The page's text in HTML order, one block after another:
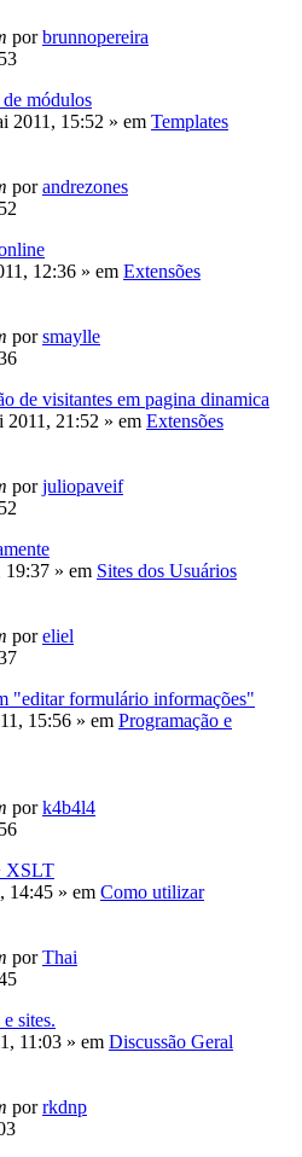
porbrunnopereira
módulos
2011, 15:52 » em Templates
porandrezones
12:36 » em Extensões
porsmaylle
de visitantes em pagina dinamica
2011, 21:52 » em Extensões
porjuliopaveif
19:37 » em Sites dos Usuários
poreliel
"editar formulário informações"
15:56 » em Programação e
pork4b4l4
XSLT
14:45 » em Como utilizar
porThai
sites.
11:03 » em Discussão Geral
porrkdnp